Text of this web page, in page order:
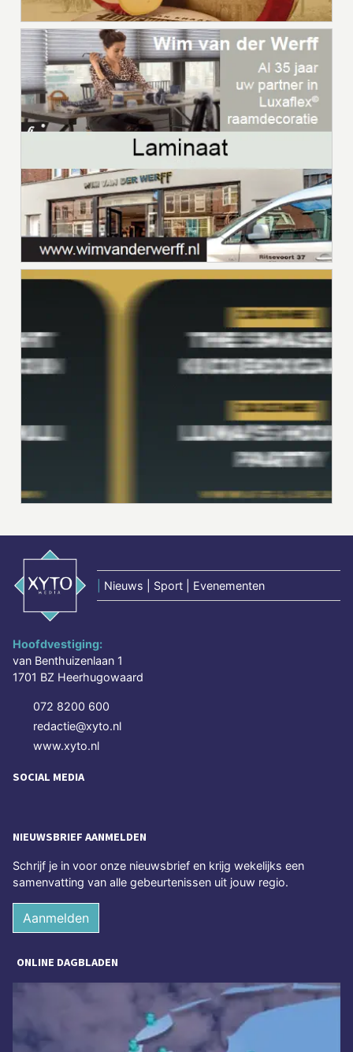
Nieuws | Sport | Evenementen
Hoofdvestiging:
van Benthuizenlaan 1
1701 BZ Heerhugowaard
072 8200 600
redactie@xyto.nl
www.xyto.nl
SOCIAL MEDIA
NIEUWSBRIEF AANMELDEN
Schrijf je in voor onze nieuwsbrief en krijg wekelijks een
samenvatting van alle gebeurtenissen uit jouw regio.
Aanmelden
ONLINE DAGBLADEN